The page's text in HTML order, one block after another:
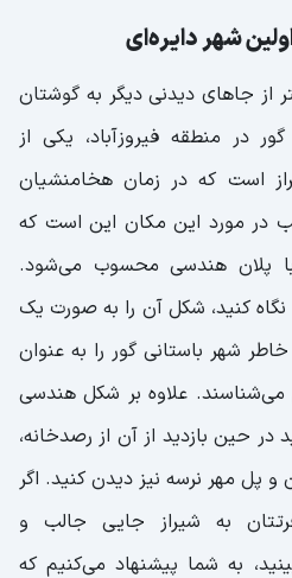
شهر دایره‌ای
جاهای دیدنی دیگر به گوشتان
در منطقه فیروزآباد، یکی از
است که در زمان هخامنشیان
در مورد این مکان این است که
با پلان هندسی محسوب می‌شود.
نگاه کنید، شکل آن را به صورت یک
شهر باستانی گور را به عنوان
می‌شناسند. علاوه بر شکل هندسی
حین بازدید از آن از رصدخانه،
و پل مهر نرسه نیز دیدن کنید. اگر
به شیراز جایی جالب و
به شما پیشنهاد می‌کنیم که